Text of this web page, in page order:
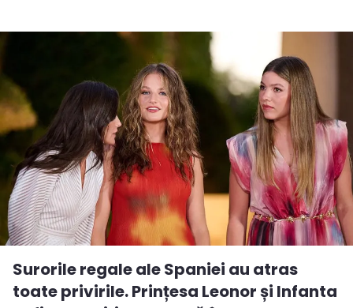
Surorile regale ale Spaniei au atras
toate privirile. Prințesa Leonor și Infanta